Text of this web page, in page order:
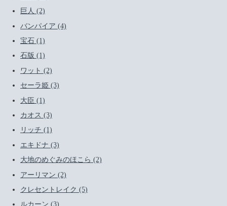
巨人 (2)
バンパイア (4)
宝石 (1)
石版 (1)
ワット (2)
セーラ姫 (3)
大臣 (1)
カオス (3)
リッチ (1)
エキドナ (3)
大地のめぐみのほこら (2)
アーリマン (2)
クレセントレイク (5)
ルカーン (3)